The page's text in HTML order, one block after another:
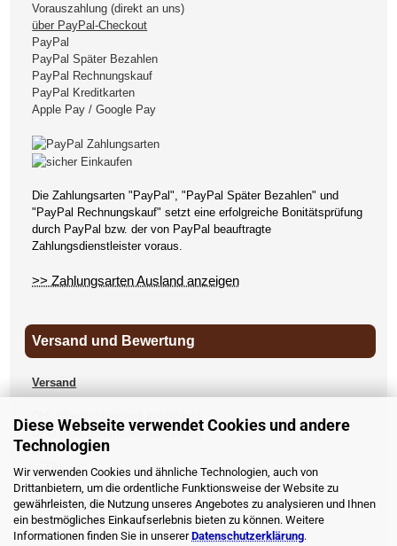
Diese Webseite verwendet Cookies und andere
Technologien
Wir verwenden Cookies und ähnliche Technologien, auch von
Drittanbietern, um die ordentliche Funktionsweise der Website zu
gewährleisten, die Nutzung unseres Angebotes zu analysieren und Ihnen
ein bestmögliches Einkaufserlebnis bieten zu können. Weitere
Informationen finden Sie in unsererDatenschutzerklärung.
Vorauszahlung (direkt an uns)
über PayPal-Checkout
PayPal
PayPal Später Bezahlen
PayPal Rechnungskauf
PayPal Kreditkarten
Apple Pay / Google Pay
Die Zahlungsarten "PayPal", "PayPal Später Bezahlen" und
"PayPal Rechnungskauf" setzt eine erfolgreiche Bonitätsprüfung
durch PayPal bzw. der von PayPal beauftragte
Zahlungsdienstleister voraus.
>> Zahlungsarten Ausland anzeigen
Versand und Bewertung
Versand
DHL (deutschlandweit kostenlos)
DPD (deutschlandweit kostenlos)
UPS
andere Länder
>> Versandkosten anzeigen